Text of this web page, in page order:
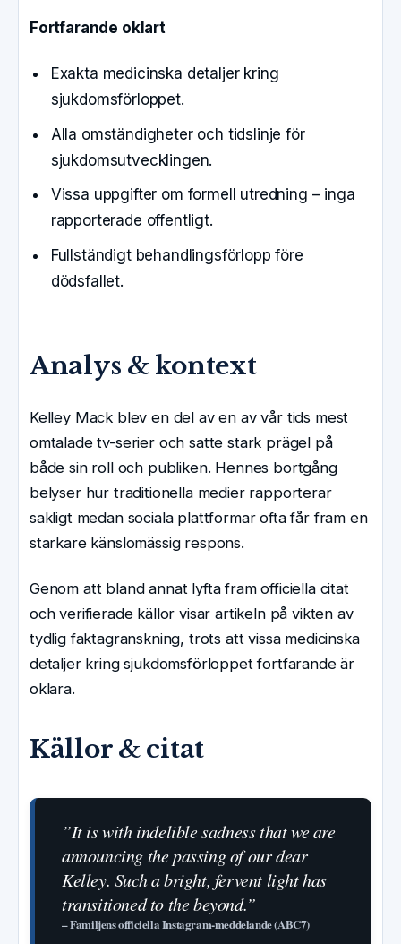
Fortfarande oklart
Exakta medicinska detaljer kring
sjukdomsförloppet.
Alla omständigheter och tidslinje för
sjukdomsutvecklingen.
Vissa uppgifter om formell utredning – inga
rapporterade offentligt.
Fullständigt behandlingsförlopp före
dödsfallet.
Analys & kontext
Kelley Mack blev en del av en av vår tids mest
omtalade tv-serier och satte stark prägel på
både sin roll och publiken. Hennes bortgång
belyser hur traditionella medier rapporterar
sakligt medan sociala plattformar ofta får fram en
starkare känslomässig respons.
Genom att bland annat lyfta fram officiella citat
och verifierade källor visar artikeln på vikten av
tydlig faktagranskning, trots att vissa medicinska
detaljer kring sjukdomsförloppet fortfarande är
oklara.
Källor & citat
”It is with indelible sadness that we are
announcing the passing of our dear
Kelley. Such a bright, fervent light has
transitioned to the beyond.”
– Familjens officiella Instagram-meddelande (ABC7)